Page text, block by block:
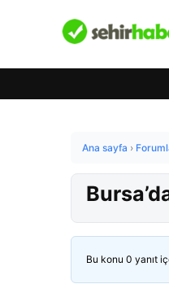
Ana sayfa ›
Bu konu 0 yanıt